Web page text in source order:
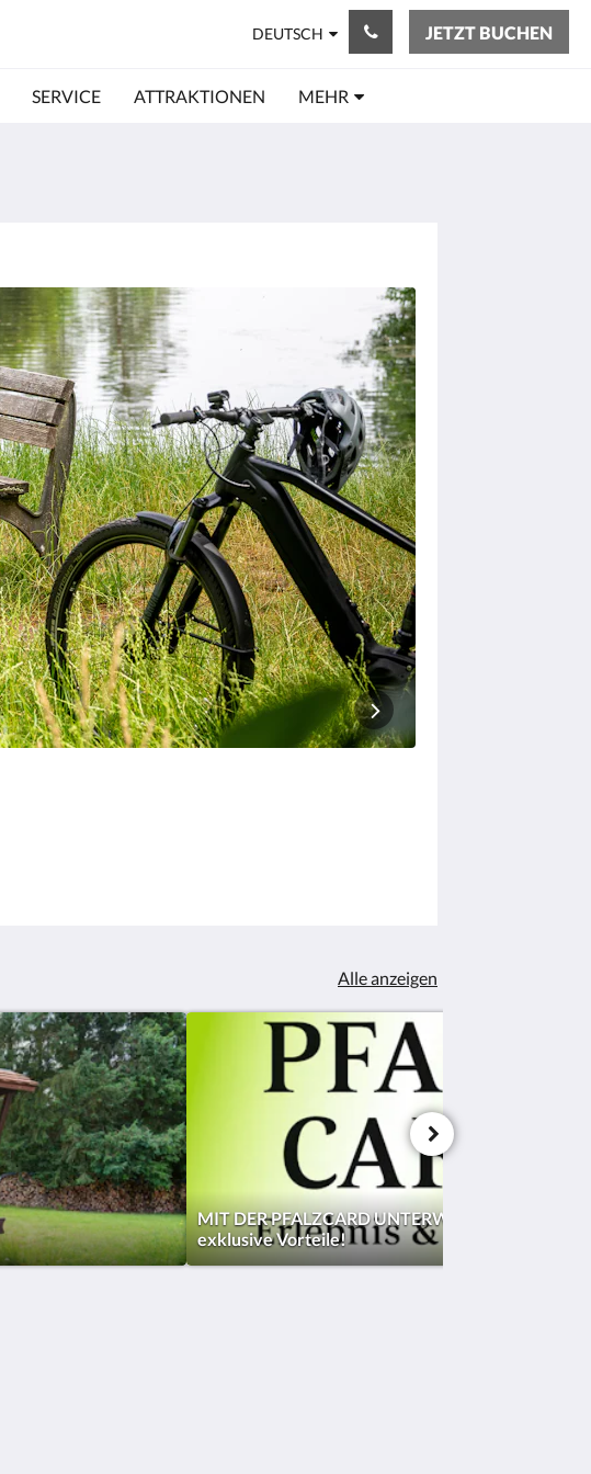
DEUTSCH JETZT BUCHEN
SERVICE ATTRAKTIONEN MEHR
Alle anzeigen
MIT DER PFALZCARD UNTERWEGS - Genießen
exklusive Vorteile!